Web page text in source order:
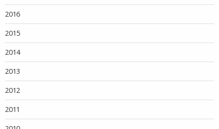
2016
2015
2014
2013
2012
2011